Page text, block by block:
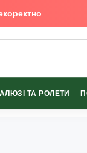
ТА РОЛЕТИ